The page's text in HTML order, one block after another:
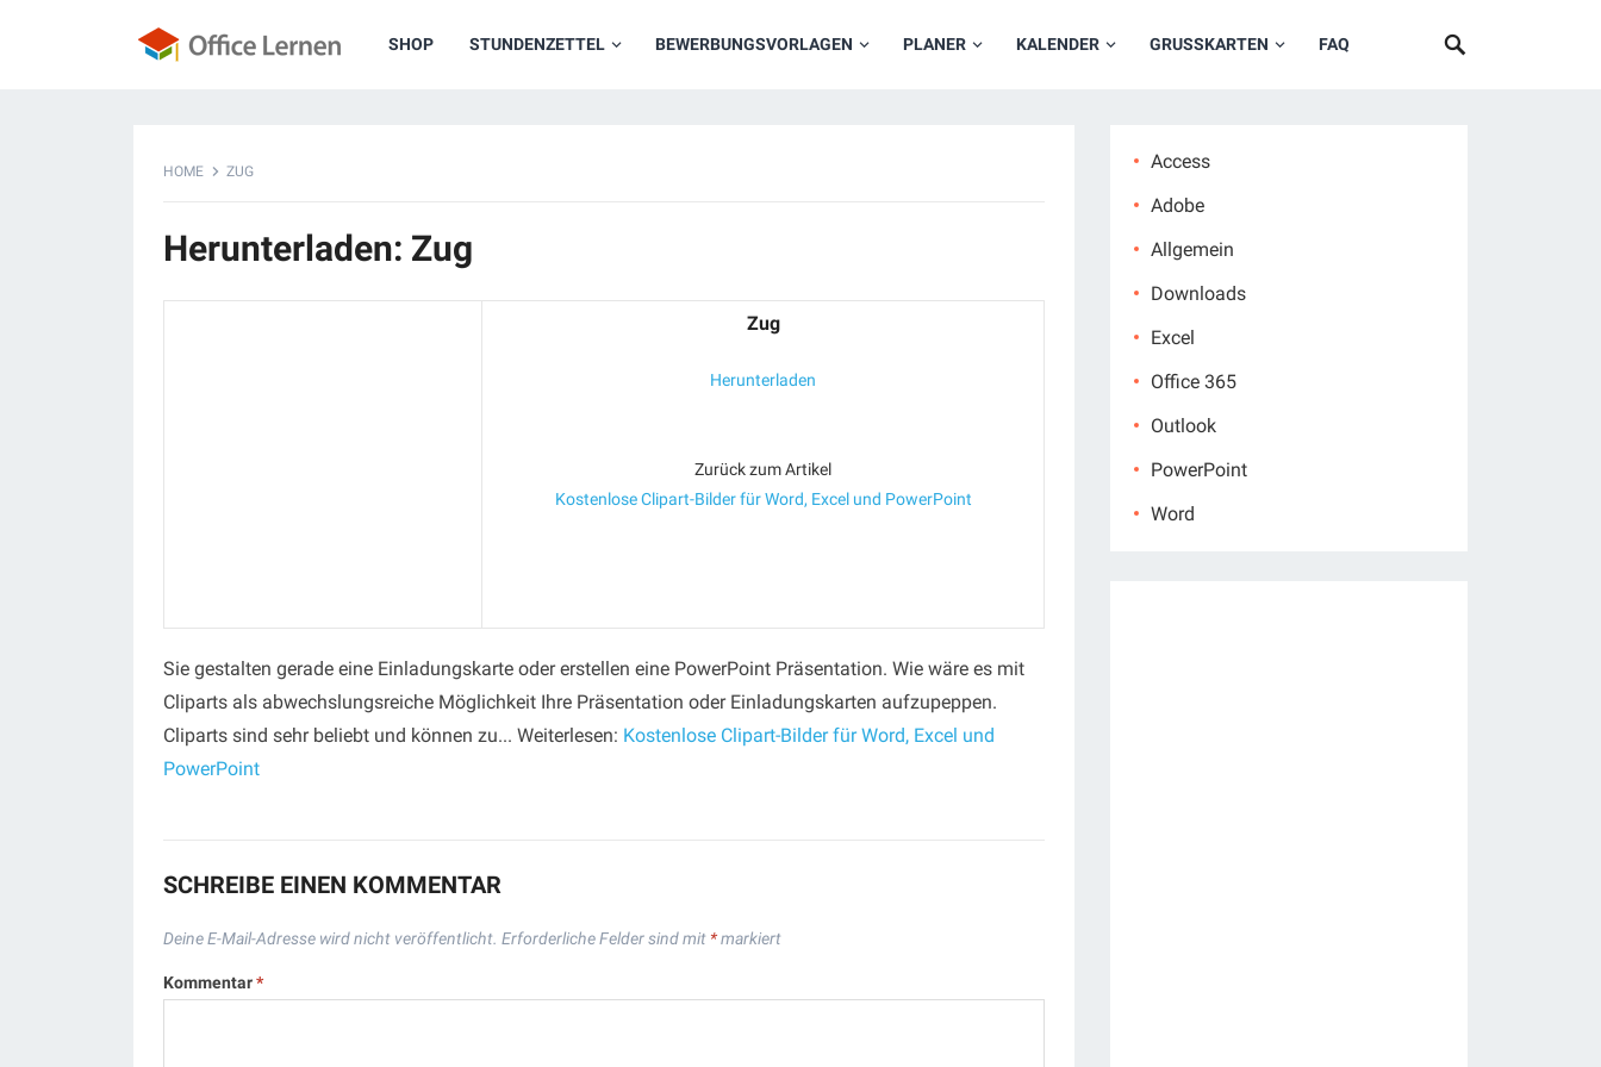
SHOP STUNDENZETTEL BEWERBUNGSVORLAGEN PLANER KALENDER GRUSSKARTEN FAQ
HOME ZUG
Herunterladen: Zug
Zug
Herunterladen
Zurück zum Artikel
Kostenlose Clipart-Bilder für Word, Excel und PowerPoint
Sie gestalten gerade eine Einladungskarte oder erstellen eine PowerPoint Präsentation. Wie wäre es mit
Cliparts als abwechslungsreiche Möglichkeit Ihre Präsentation oder Einladungskarten aufzupeppen.
Cliparts sind sehr beliebt und können zu... Weiterlesen: Kostenlose Clipart-Bilder für Word, Excel und
PowerPoint
SCHREIBE EINEN KOMMENTAR
Deine E-Mail-Adresse wird nicht veröffentlicht. Erforderliche Felder sind mit *markiert
Kommentar*
Access
Adobe
Allgemein
Downloads
Excel
Office 365
Outlook
PowerPoint
Word